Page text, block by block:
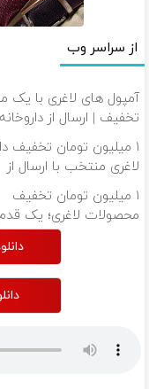
از سراسر وب
آمپول های لاغری با یک
تخفیف | ارسال از
معتبر
۱ میلیون تومان تخفیف
لاغری منتخب با ارسال از
داروخانه نزدیکت
۱ میلیون تومان تخفیف
محصولات لاغری؛ یک
نزدیک‌تر به شروع